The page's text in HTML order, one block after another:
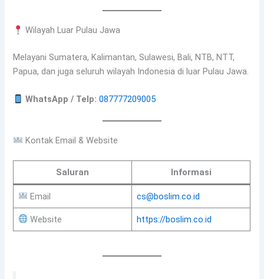
Wilayah Luar Pulau Jawa
Melayani Sumatera, Kalimantan, Sulawesi, Bali, NTB, NTT,
Papua, dan juga seluruh wilayah Indonesia di luar Pulau Jawa.
WhatsApp / Telp: 087777209005
Kontak Email & Website
Saluran Informasi
Email cs@boslim.co.id
Website https://boslim.co.id